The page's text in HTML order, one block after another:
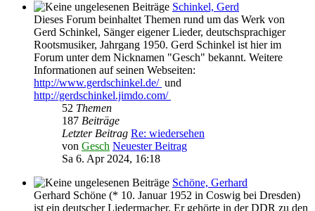
Schinkel, Gerd
Dieses Forum beinhaltet Themen rund um das Werk von
Gerd Schinkel, Sänger eigener Lieder, deutschsprachiger
Rootsmusiker, Jahrgang 1950. Gerd Schinkel ist hier im
Forum unter dem Nicknamen "Gesch" bekannt. Weitere
Informationen auf seinen Webseiten:
http://www.gerdschinkel.de/ und
http://gerdschinkel.jimdo.com/
52 Themen
187 Beiträge
Letzter Beitrag Re: wiedersehen
von Gesch Neuester Beitrag
Sa 6. Apr 2024, 16:18
Schöne, Gerhard
Gerhard Schöne (* 10. Januar 1952 in Coswig bei Dresden)
ist ein deutscher Liedermacher. Er gehörte in der DDR zu den